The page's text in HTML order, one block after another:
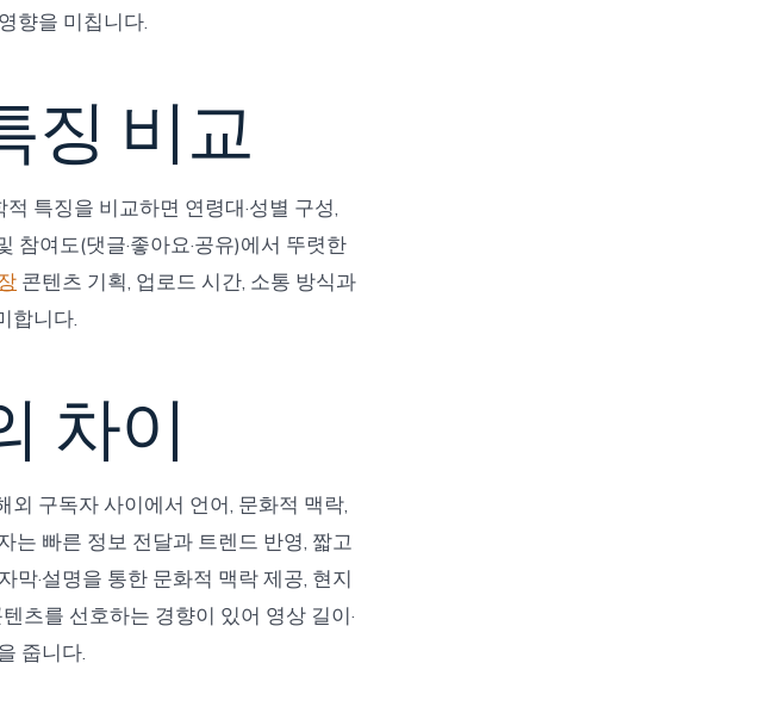
향을 미칩니다.
징 비교
특징을 비교하면 연령대·성별 구성,
참여도(댓글·좋아요·공유)에서 뚜렷한
콘텐츠 기획, 업로드 시간, 소통 방식과
합니다.
차이
구독자 사이에서 언어, 문화적 맥락,
는 빠른 정보 전달과 트렌드 반영, 짧고
·설명을 통한 문화적 맥락 제공, 현지
츠를 선호하는 경향이 있어 영상 길이·
줍니다.